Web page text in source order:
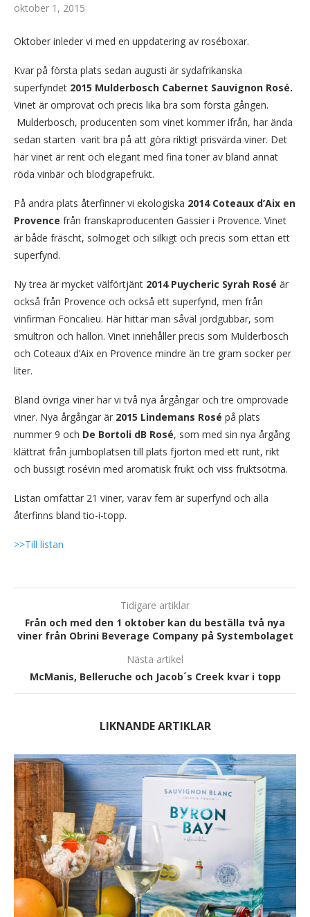
oktober 1, 2015
Oktober inleder vi med en uppdatering av roséboxar.
Kvar på första plats sedan augusti är sydafrikanska
superfyndet 2015 Mulderbosch Cabernet Sauvignon Rosé.
Vinet är omprovat och precis lika bra som första gången.
Mulderbosch, producenten som vinet kommer ifrån, har ända
sedan starten varit bra på att göra riktigt prisvärda viner. Det
här vinet är rent och elegant med fina toner av bland annat
röda vinbär och blodgrapefrukt.
På andra plats återfinner vi ekologiska 2014 Coteaux d’Aix en
Provence från franskaproducenten Gassier i Provence. Vinet
är både fräscht, solmoget och silkigt och precis som ettan ett
superfynd.
Ny trea är mycket välförtjänt 2014 Puycheric Syrah Rosé är
också från Provence och också ett superfynd, men från
vinfirman Foncalieu. Här hittar man såväl jordgubbar, som
smultron och hallon. Vinet innehåller precis som Mulderbosch
och Coteaux d’Aix en Provence mindre än tre gram socker per
liter.
Bland övriga viner har vi två nya årgångar och tre omprovade
viner. Nya årgångar är 2015 Lindemans Rosé på plats
nummer 9 och De Bortoli dB Rosé, som med sin nya årgång
klättrat från jumboplatsen till plats fjorton med ett runt, rikt
och bussigt rosévin med aromatisk frukt och viss fruktsötma.
Listan omfattar 21 viner, varav fem är superfynd och alla
återfinns bland tio-i-topp.
>>Till listan
Tidigare artiklar
Från och med den 1 oktober kan du beställa två nya
viner från Obrini Beverage Company på Systembolaget
Nästa artikel
McManis, Belleruche och Jacob´s Creek kvar i topp
LIKNANDE ARTIKLAR